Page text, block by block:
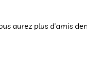
aurez plus d’amis